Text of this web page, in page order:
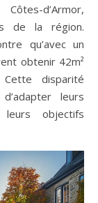
d’Armor,
de la région.
qu’avec un
obtenir 42m²
disparité
leurs
objectifs